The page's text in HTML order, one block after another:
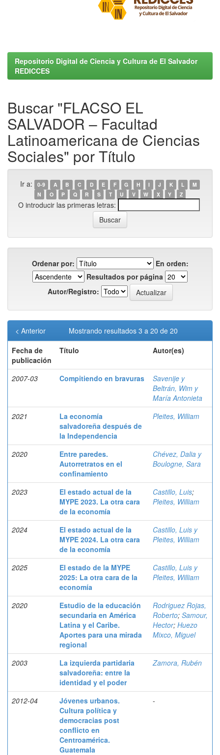
Repositorio Digital de Ciencia y Cultura de El Salvador
REDICCES
Buscar "FLACSO EL
SALVADOR – Facultad
Latinoamericana de Ciencias
Sociales" por Título
Ir a: 0-9 A B C D E F G H I J K L
M
N
O P Q R S T U V W X Y Z
O introducir las primeras letras:
Ordenar por:
En orden:
Resultados por página
Autor/Registro:
Mostrando resultados 3 a 20 de 20
< Anterior
Fecha de
publicación
Título Autor(es)
2007-03 Compitiendo en bravuras
Savenije y
Beltrán, Wim y
María Antonieta
2021
La economía
salvadoreña después de
la Independencia
Pleites, William
2020
Entre paredes.
Autorretratos en el
confinamiento
Chévez, Dalia y
Boulogne, Sara
2023
El estado actual de la
MYPE 2023. La otra cara
de la economía
Castillo, Luis;
Pleites, William
2024
El estado actual de la
MYPE 2024. La otra cara
de la economía
Castillo, Luis y
Pleites, William
2025
El estado de la MYPE
2025: La otra cara de la
economía
Castillo, Luis y
Pleites, William
2020
Estudio de la educación
secundaria en América
Latina y el Caribe.
Aportes para una mirada
regional
Rodriguez Rojas,
Roberto; Samour,
Hector; Huezo
Mixco, Miguel
2003
La izquierda partidaria
salvadoreña: entre la
identidad y el poder
Zamora, Rubén
2012-04
Jóvenes urbanos.
Cultura política y
democracias post
conflicto en
Centroamérica.
Guatemala
-